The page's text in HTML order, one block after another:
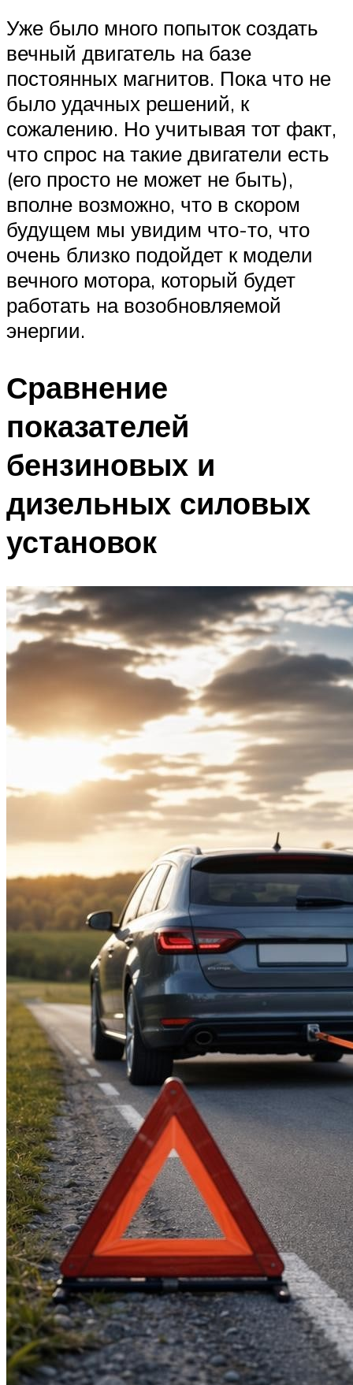
Уже было много попыток создать
вечный двигатель на базе
постоянных магнитов. Пока что не
было удачных решений, к
сожалению. Но учитывая тот факт,
что спрос на такие двигатели есть
(его просто не может не быть),
вполне возможно, что в скором
будущем мы увидим что-то, что
очень близко подойдет к модели
вечного мотора, который будет
работать на возобновляемой
энергии.
Сравнение
показателей
бензиновых и
дизельных силовых
установок